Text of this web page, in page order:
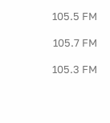
105.5 FM
105.7 FM
105.3 FM